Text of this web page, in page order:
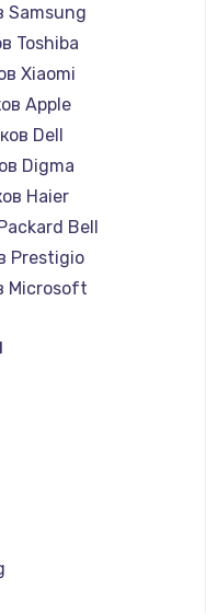
Samsung
Toshiba
Xiaomi
Apple
Dell
Digma
Haier
Bell
Prestigio
Microsoft
Aquarius
Gigabyte
Aorus
Getac
Epson
Philips
LG